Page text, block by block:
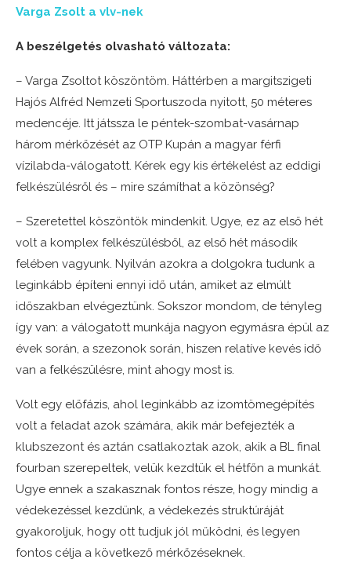
Varga Zsolt a vlv-nek
A beszélgetés olvasható változata:
– Varga Zsoltot köszöntöm. Háttérben a margitszigeti
Hajós Alfréd Nemzeti Sportuszoda nyitott, 50 méteres
medencéje. Itt játssza le péntek-szombat-vasárnap
három mérkőzését az OTP Kupán a magyar férfi
vízilabda-válogatott. Kérek egy kis értékelést az eddigi
felkészülésről és – mire számíthat a közönség?
– Szeretettel köszöntök mindenkit. Ugye, ez az első hét
volt a komplex felkészülésből, az első hét második
felében vagyunk. Nyilván azokra a dolgokra tudunk a
leginkább építeni ennyi idő után, amiket az elmúlt
időszakban elvégeztünk. Sokszor mondom, de tényleg
így van: a válogatott munkája nagyon egymásra épül az
évek során, a szezonok során, hiszen relatíve kevés idő
van a felkészülésre, mint ahogy most is.
Volt egy előfázis, ahol leginkább az izomtömegépítés
volt a feladat azok számára, akik már befejezték a
klubszezont és aztán csatlakoztak azok, akik a BL final
fourban szerepeltek, velük kezdtük el hétfőn a munkát.
Ugye ennek a szakasznak fontos része, hogy mindig a
védekezéssel kezdünk, a védekezés struktúráját
gyakoroljuk, hogy ott tudjuk jól működni, és legyen
fontos célja a következő mérkőzéseknek.